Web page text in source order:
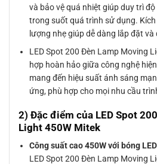
và bảo vệ quá nhiệt giúp duy trì
trong suốt quá trình sử dụng.
lượng nhẹ giúp dễ dàng lắp đặt và
LED Spot 200 Đèn Lamp Moving
hợp hoàn hảo giữa công nghệ
mang đến hiệu suất ánh sáng
ứng, phù hợp cho mọi nhu cầu
2) Đặc điểm của LED Spot
Light 450W Mitek
Công suất cao 450W với bóng
LED Spot 200 Đèn Lamp Moving